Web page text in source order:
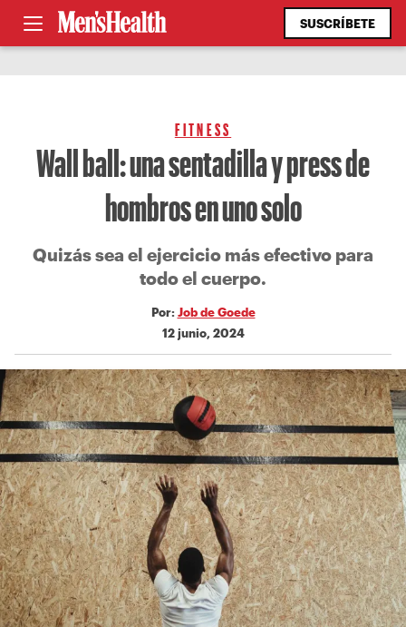
SUSCRÍBETE
FITNESS
Wall ball: una sentadilla y press de
hombros en uno solo
Quizás sea el ejercicio más efectivo para
todo el cuerpo.
Por: Job de Goede
12 junio, 2024